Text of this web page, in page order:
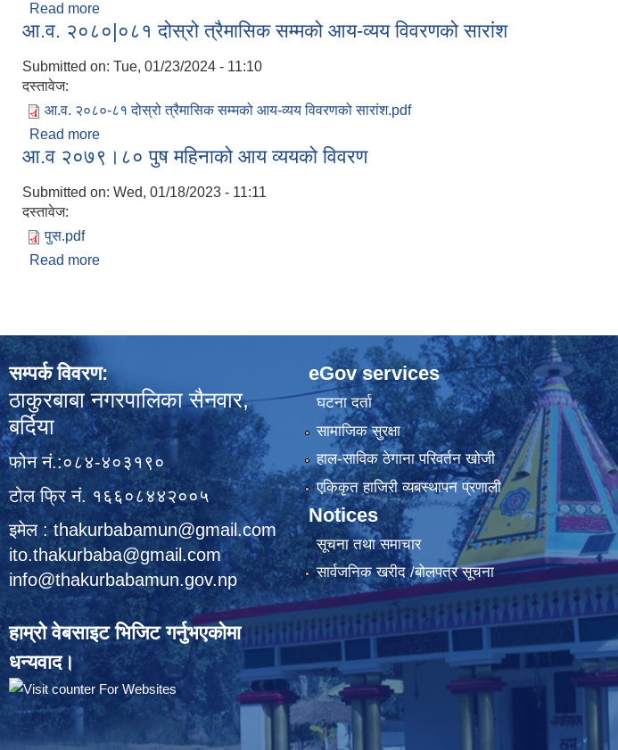
Read more
आ.व. २०८०|०८१ दोस्रो त्रैमासिक सम्मको आय-व्यय विवरणको सारांश
Submitted on: Tue, 01/23/2024 - 11:10
दस्तावेज:
आ.व. २०८०-८१ दोस्रो त्रैमासिक सम्मको आय-व्यय विवरणको सारांश.pdf
Read more
आ.व २०७९।८० पुष महिनाको आय व्ययको विवरण
Submitted on: Wed, 01/18/2023 - 11:11
दस्तावेज:
पुस.pdf
Read more
सम्पर्क विवरण:
ठाकुरबाबा नगरपालिका सैनवार,
बर्दिया
फोन नं.:०८४-४०३१९०
टोल फ्रि नं. १६६०८४४२००५
इमेल : thakurbabamun@gmail.com
ito.thakurbaba@gmail.com
info@thakurbabamun.gov.np
हाम्रो वेबसाइट भिजिट गर्नुभएकोमा
धन्यवाद।
eGov services
घटना दर्ता
सामाजिक सुरक्षा
हाल-साविक ठेगाना परिवर्तन खोजी
एकिकृत हाजिरी व्यबस्थापन प्रणाली
Notices
सूचना तथा समाचार
सार्वजनिक खरीद /बोलपत्र सूचना